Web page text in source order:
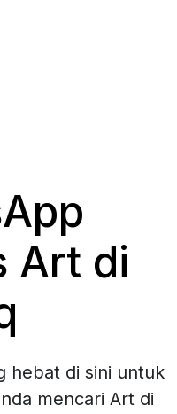
Art di
hebat di sini untuk
mencari Art di